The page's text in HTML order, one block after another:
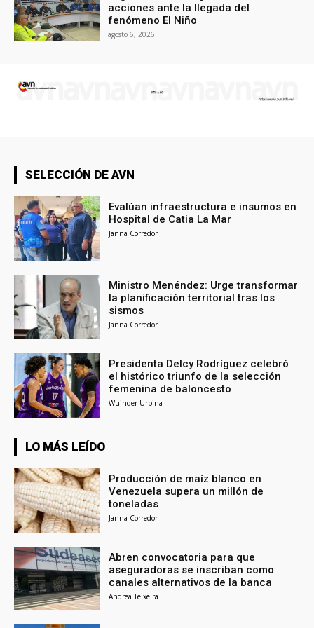
acciones ante la llegada del
fenómeno El Niño
agosto 6, 2026
SELECCIÓN DE AVN
Evalúan infraestructura e insumos en
Hospital de Catia La Mar
Janna Corredor
Ministro Menéndez: Urge transformar
la planificación territorial tras los
sismos
Janna Corredor
Presidenta Delcy Rodríguez celebró
el histórico triunfo de la selección
femenina de baloncesto
Wuinder Urbina
LO MÁS LEÍDO
Producción de maíz blanco en
Venezuela supera un millón de
toneladas
Janna Corredor
Abren convocatoria para que
aseguradoras se inscriban como
canales alternativos de la banca
Andrea Teixeira